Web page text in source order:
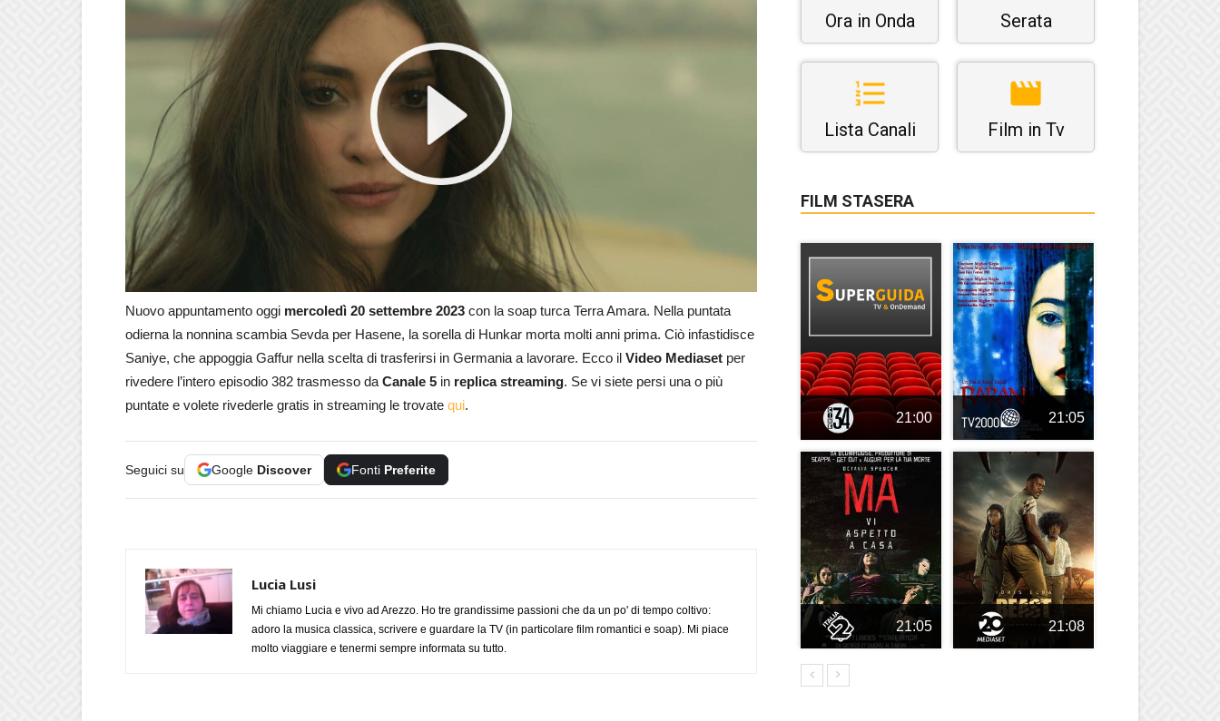
Nuovo appuntamento oggi mercoledì 20 settembre 2023 con la soap turca Terra Amara. Nella puntata
odierna la nonnina scambia Sevda per Hasene, la sorella di Hunkar morta molti anni prima. Ciò infastidisce
Saniye, che appoggia Gaffur nella scelta di trasferirsi in Germania a lavorare. Ecco il Video Mediaset per
rivedere l’intero episodio 382 trasmesso da Canale 5 in replica streaming. Se vi siete persi una o più
puntate e volete rivederle gratis in streaming le trovate qui.
Seguici su Google Discover Fonti Preferite
Lucia Lusi
Mi chiamo Lucia e vivo ad Arezzo. Ho tre grandissime passioni che da un po' di tempo coltivo:
adoro la musica classica, scrivere e guardare la TV (in particolare film romantici e soap). Mi piace
molto viaggiare e tenermi sempre informata su tutto.
Ora in Onda Serata
Lista Canali Film in Tv
FILM STASERA
21:00 21:05
21:05 21:08